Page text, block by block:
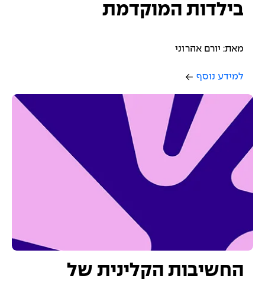
בילדות המוקדמת
מאת: יורם אהרוני
למידע נוסף
החשיבות הקלינית של